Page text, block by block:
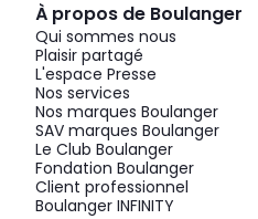
À propos de Boulanger
Qui sommes nous
Plaisir partagé
L'espace Presse
Nos services
Nos marques Boulanger
SAV marques Boulanger
Le Club Boulanger
Fondation Boulanger
Client professionnel
Boulanger INFINITY